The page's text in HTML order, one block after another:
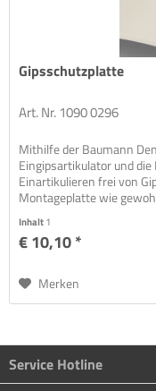
Gipsschutzplatte
Art. Nr. 1090 0296
Mithilfe der Baumann
Eingipsartikulator und
Einartikulieren frei von
Montageplatte wie
Inhalt1
€ 10,10 *
Merken
Service Hotline